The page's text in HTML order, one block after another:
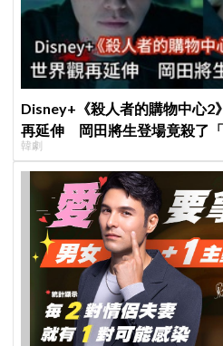
Disney+《殺人者的購物中心2
再延伸 岡田將生登場竟殺了「
韓劇